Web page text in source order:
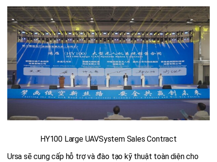
HY100 Large UAVSystem Sales Contract
Ursa sẽ cung cấp hỗ trợ và đào tạo kỹ thuật toàn diện cho